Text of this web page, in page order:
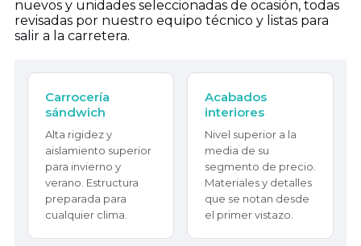
nuevos y unidades seleccionadas de ocasión, todas
revisadas por nuestro equipo técnico y listas para
salir a la carretera.
Carrocería
sándwich
Alta rigidez y
aislamiento superior
para invierno y
verano. Estructura
preparada para
cualquier clima.
Acabados
interiores
Nivel superior a la
media de su
segmento de precio.
Materiales y detalles
que se notan desde
el primer vistazo.